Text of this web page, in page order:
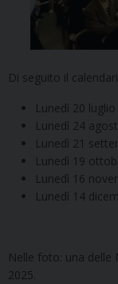
Di seguito il
Lunedì 20
Lunedì 24
Lunedì 21
Lunedì 19
Lunedì 16
Lunedì 14
Nelle foto: una delle
2025.